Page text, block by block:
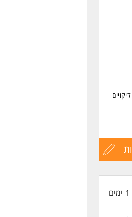
על
עדכון
1 ימים